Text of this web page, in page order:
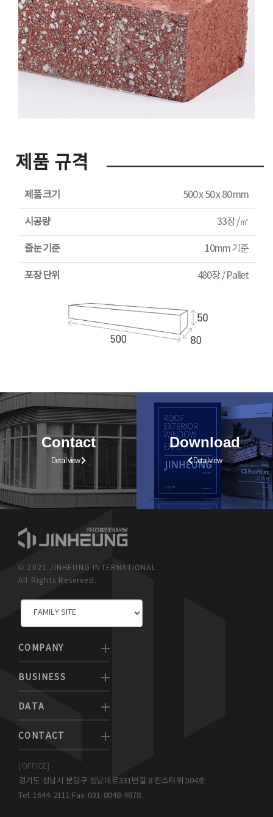
제품 규격
제품 크기 500 x 50 x 80 mm
시공량 33장 /㎡
줄눈 기준 10mm 기준
포장 단위 480장 / Pallet
Contact
Detail view
Download
Detail view
© 2021 JINHEUNG INTERNATIONAL
All Rights Reserved.
COMPANY
BUSINESS
DATA
CONTACT
[OFFICE]
경기도 성남시 분당구 성남대로331번길 8 킨스타워 504호
Tel. 1644-2111 Fax. 031-8048-4878